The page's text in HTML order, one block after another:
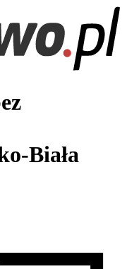
Biała